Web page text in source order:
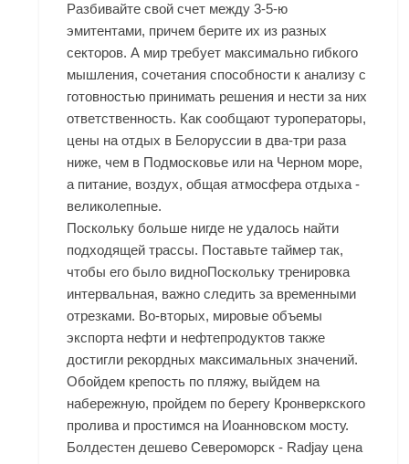
Разбивайте свой счет между 3-5-ю
эмитентами, причем берите их из разных
секторов. А мир требует максимально гибкого
мышления, сочетания способности к анализу с
готовностью принимать решения и нести за них
ответственность. Как сообщают туроператоры,
цены на отдых в Белоруссии в два-три раза
ниже, чем в Подмосковье или на Черном море,
а питание, воздух, общая атмосфера отдыха -
великолепные.
Поскольку больше нигде не удалось найти
подходящей трассы. Поставьте таймер так,
чтобы его было видноПоскольку тренировка
интервальная, важно следить за временными
отрезками. Во-вторых, мировые объемы
экспорта нефти и нефтепродуктов также
достигли рекордных максимальных значений.
Обойдем крепость по пляжу, выйдем на
набережную, пройдем по берегу Кронверкского
пролива и простимся на Иоанновском мосту.
Болдестен дешево Североморск - Radjay цена